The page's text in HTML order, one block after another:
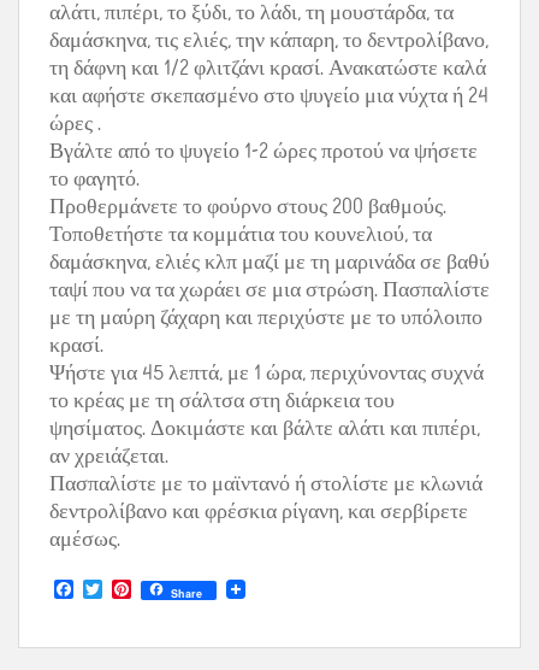
αλάτι, πιπέρι, το ξύδι, το λάδι, τη μουστάρδα, τα
δαμάσκηνα, τις ελιές, την κάπαρη, το δεντρολίβανο,
τη δάφνη και 1/2 φλιτζάνι κρασί. Ανακατώστε καλά
και αφήστε σκεπασμένο στο ψυγείο μια νύχτα ή 24
ώρες .
Βγάλτε από το ψυγείο 1-2 ώρες προτού να ψήσετε
το φαγητό.
Προθερμάνετε το φούρνο στους 200 βαθμούς.
Τοποθετήστε τα κομμάτια του κουνελιού, τα
δαμάσκηνα, ελιές κλπ μαζί με τη μαρινάδα σε βαθύ
ταψί που να τα χωράει σε μια στρώση. Πασπαλίστε
με τη μαύρη ζάχαρη και περιχύστε με το υπόλοιπο
κρασί.
Ψήστε για 45 λεπτά, με 1 ώρα, περιχύνοντας συχνά
το κρέας με τη σάλτσα στη διάρκεια του
ψησίματος. Δοκιμάστε και βάλτε αλάτι και πιπέρι,
αν χρειάζεται.
Πασπαλίστε με το μαϊντανό ή στολίστε με κλωνιά
δεντρολίβανο και φρέσκια ρίγανη, και σερβίρετε
αμέσως.
a
e
T
w
t
P
t
Share